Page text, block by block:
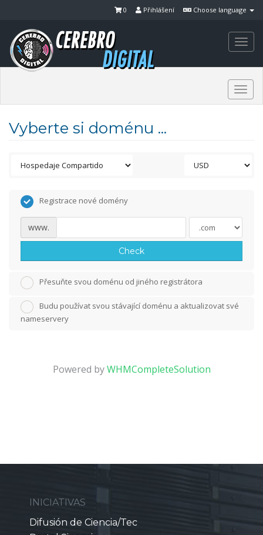
Choose language
Přihlášení
0
Vyberte si doménu ...
Registrace nové domény
www.
Check
Přesuňte svou doménu od jiného registrátora
Budu používat svou stávající doménu a aktualizovat své
nameservery
Powered byWHMCompleteSolution
INICIATIVAS
Difusión de Ciencia/Tec